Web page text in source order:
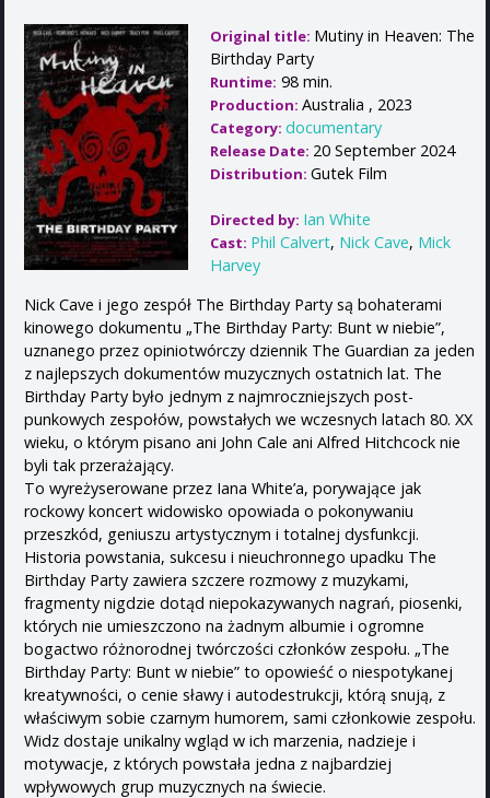
Original title: Mutiny in Heaven: The
Birthday Party
Runtime: 98 min.
Production: Australia , 2023
Category: documentary
Release Date: 20 September 2024
Distribution: Gutek Film
Directed by: Ian White
Cast: Phil Calvert, Nick Cave, Mick
Harvey
Nick Cave i jego zespół The Birthday Party są bohaterami
kinowego dokumentu „The Birthday Party: Bunt w niebie”,
uznanego przez opiniotwórczy dziennik The Guardian za jeden
z najlepszych dokumentów muzycznych ostatnich lat. The
Birthday Party było jednym z najmroczniejszych post-
punkowych zespołów, powstałych we wczesnych latach 80. XX
wieku, o którym pisano ani John Cale ani Alfred Hitchcock nie
byli tak przerażający.
To wyreżyserowane przez Iana White’a, porywające jak
rockowy koncert widowisko opowiada o pokonywaniu
przeszkód, geniuszu artystycznym i totalnej dysfunkcji.
Historia powstania, sukcesu i nieuchronnego upadku The
Birthday Party zawiera szczere rozmowy z muzykami,
fragmenty nigdzie dotąd niepokazywanych nagrań, piosenki,
których nie umieszczono na żadnym albumie i ogromne
bogactwo różnorodnej twórczości członków zespołu. „The
Birthday Party: Bunt w niebie” to opowieść o niespotykanej
kreatywności, o cenie sławy i autodestrukcji, którą snują, z
właściwym sobie czarnym humorem, sami członkowie zespołu.
Widz dostaje unikalny wgląd w ich marzenia, nadzieje i
motywacje, z których powstała jedna z najbardziej
wpływowych grup muzycznych na świecie.